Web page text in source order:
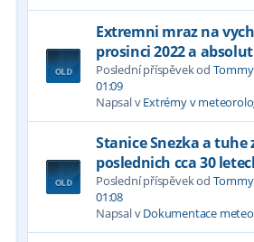
Extremni mraz na
prosinci 2022 a
Poslední příspěvek od
01:09
Napsal vExtrémy v
Stanice Snezka a tuhe
poslednich cca 30
Poslední příspěvek od
01:08
Napsal vDokumentace